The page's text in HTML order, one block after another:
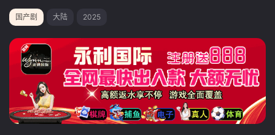
国产剧 大陆 2025